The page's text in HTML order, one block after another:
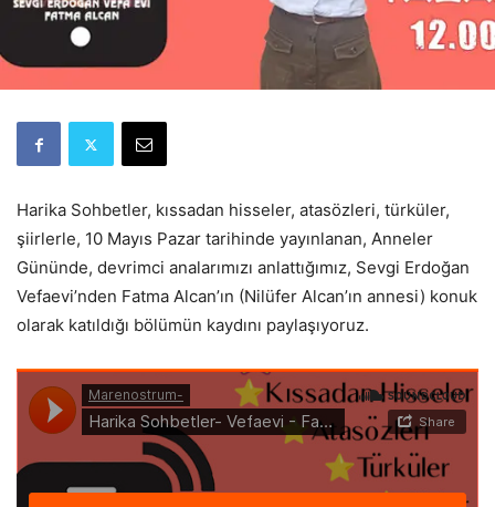
Harika Sohbetler, kıssadan hisseler, atasözleri, türküler,
şiirlerle, 10 Mayıs Pazar tarihinde yayınlanan, Anneler
Gününde, devrimci analarımızı anlattığımız, Sevgi Erdoğan
Vefaevi’nden Fatma Alcan’ın (Nilüfer Alcan’ın annesi) konuk
olarak katıldığı bölümün kaydını paylaşıyoruz.